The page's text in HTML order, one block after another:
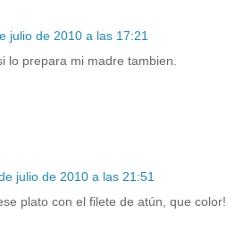
julio de 2010 a las 17:21
lo prepara mi madre tambien.
julio de 2010 a las 21:51
plato con el filete de atún, que color!